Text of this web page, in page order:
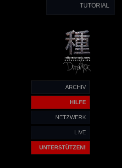
TUTORIAL
ARCHIV
HILFE
NETZWERK
LIVE
UNTERSTÜTZEN!